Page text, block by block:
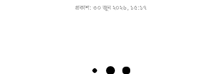
প্রকাশ:৩০ জুন ২০২৬, ১৫:১৭